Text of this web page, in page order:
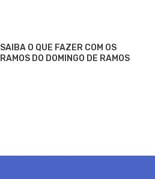
SAIBA O QUE FAZER COM OS
RAMOS DO DOMINGO DE RAMOS